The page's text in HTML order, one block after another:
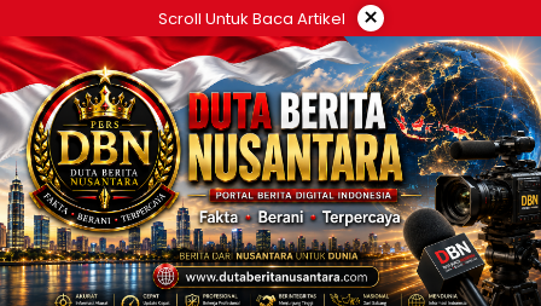
ke
konten
Scroll Untuk Baca Artikel ×